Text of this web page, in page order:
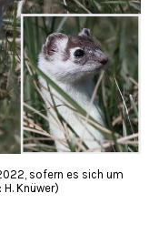
sofern es sich um
Knüwer)